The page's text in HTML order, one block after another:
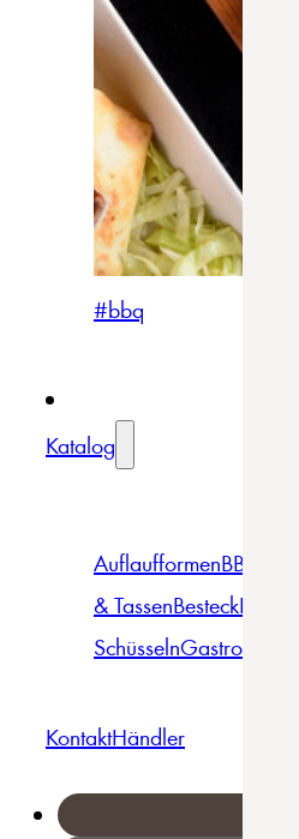
#bbq
Katalog
AuflaufformenBBQ
& TassenBesteckBowls &
SchüsselnGastro
KontaktHändler